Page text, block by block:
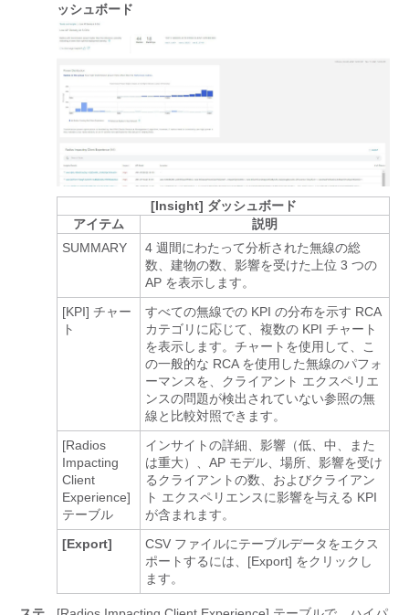
ッシュボード
[Insight] ダッシュボード
アイテム
説明
SUMMARY
4 週間にわたって分析された無線の総
数、建物の数、影響を受けた上位 3 つの
AP を表示します。
[KPI] チャー
ト
すべての無線での KPI の分布を示す RCA
カテゴリに応じて、複数の KPI チャート
を表示します。チャートを使用して、こ
の一般的な RCA を使用した無線のパフォ
ーマンスを、クライアント エクスペリエ
ンスの問題が検出されていない参照の無
線と比較対照できます。
[Radios
Impacting
Client
Experience]
テーブル
インサイトの詳細、影響（低、中、また
は重大）、AP モデル、場所、影響を受け
るクライアントの数、およびクライアン
ト エクスペリエンスに影響を与える KPI
が含まれます。
[Export]
CSV ファイルにテーブルデータをエクス
ポートするには、[Export] をクリックし
ます。